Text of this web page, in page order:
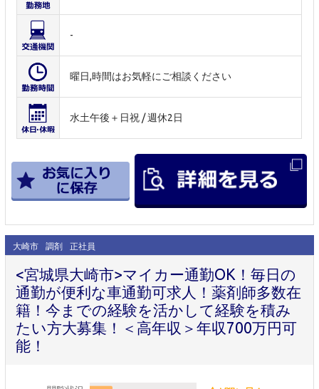
-
曜日,時間はお気軽にご相談ください
水土午後＋日祝 / 週休2日
大崎市 調剤 正社員
<宮城県大崎市>マイカー通勤OK！毎日の
通勤が便利な車通勤可求人！薬剤師多数在
籍！今までの経験を活かして経験を積み
たい方大募集！＜高年収＞年収700万円可
能！